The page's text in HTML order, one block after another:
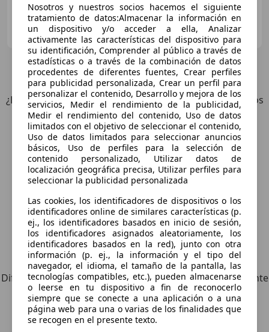
STYLE CAR CANARIAS
ES-35014 LAS PALMAS DE GRAN CANARIA
4Ofertas para MINI 3/5 Puertas
¿Desea ser informado automáticamente sobre vehículos
nuevos para su búsqueda?
Guardar búsqueda
Explora vehículos similares
Diferente de tus criterios de búsqueda, pero posiblemente
una coincidencia perfecta.
Nosotros y nuestros socios hacemos el siguiente
tratamiento de datos:Almacenar la información en
un dispositivo y/o acceder a ella, Analizar
activamente las características del dispositivo para
su identificación, Comprender al público a través de
estadísticas o a través de la combinación de datos
procedentes de diferentes fuentes, Crear perfiles
para publicidad personalizada, Crear un perfil para
personalizar el contenido, Desarrollo y mejora de los
servicios, Medir el rendimiento de la publicidad,
Medir el rendimiento del contenido, Uso de datos
limitados con el objetivo de seleccionar el contenido,
Uso de datos limitados para seleccionar anuncios
básicos, Uso de perfiles para la selección de
contenido personalizado, Utilizar datos de
localización geográfica precisa, Utilizar perfiles para
seleccionar la publicidad personalizada
Las cookies, los identificadores de dispositivos o los
identificadores online de similares características (p.
ej., los identificadores basados en inicio de sesión,
los identificadores asignados aleatoriamente, los
identificadores basados en la red), junto con otra
información (p. ej., la información y el tipo del
navegador, el idioma, el tamaño de la pantalla, las
tecnologías compatibles, etc.), pueden almacenarse
o leerse en tu dispositivo a fin de reconocerlo
siempre que se conecte a una aplicación o a una
página web para una o varias de los finalidades que
se recogen en el presente texto.